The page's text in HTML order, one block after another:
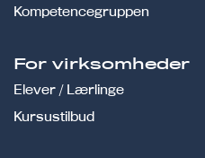
Kompetencegruppen
For virksomheder
Elever / Lærlinge
Kursustilbud